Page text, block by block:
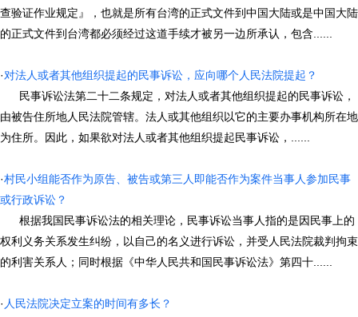
查验证作业规定』，也就是所有台湾的正式文件到中国大陆或是中国大陆
的正式文件到台湾都必须经过这道手续才被另一边所承认，包含......
·对法人或者其他组织提起的民事诉讼，应向哪个人民法院提起？
民事诉讼法第二十二条规定，对法人或者其他组织提起的民事诉讼，
由被告住所地人民法院管辖。法人或其他组织以它的主要办事机构所在地
为住所。因此，如果欲对法人或者其他组织提起民事诉讼，......
·村民小组能否作为原告、被告或第三人即能否作为案件当事人参加民事
或行政诉讼？
根据我国民事诉讼法的相关理论，民事诉讼当事人指的是因民事上的
权利义务关系发生纠纷，以自己的名义进行诉讼，并受人民法院裁判拘束
的利害关系人；同时根据《中华人民共和国民事诉讼法》第四十......
· 人民法院决定立案的时间有多长？